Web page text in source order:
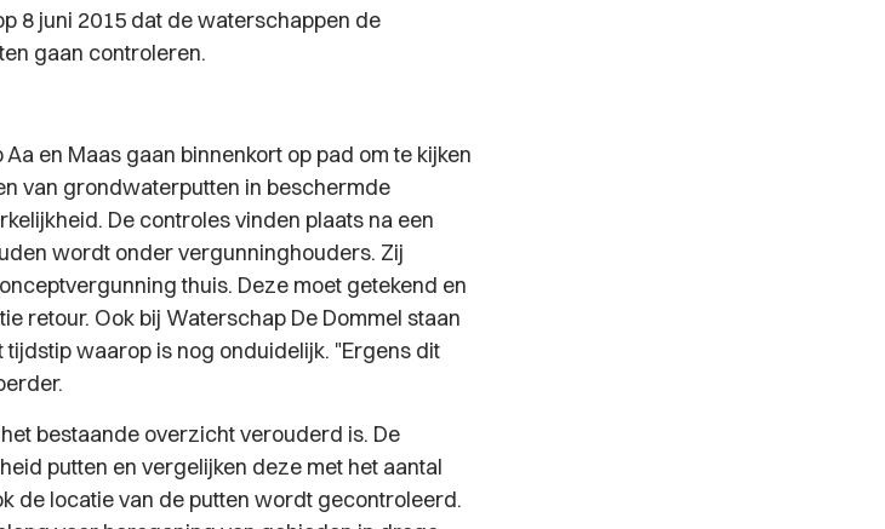
8 juni 2015 dat de waterschappen de
gaan controleren.
en Maas gaan binnenkort op pad om te kijken
van grondwaterputten in beschermde
De controles vinden plaats na een
wordt onder vergunninghouders. Zij
thuis. Deze moet getekend en
retour. Ook bij Waterschap De Dommel staan
tijdstip waarop is nog onduidelijk. "Ergens dit
bestaande overzicht verouderd is. De
putten en vergelijken deze met het aantal
de locatie van de putten wordt gecontroleerd.